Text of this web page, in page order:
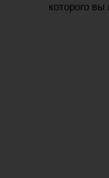
которого вы